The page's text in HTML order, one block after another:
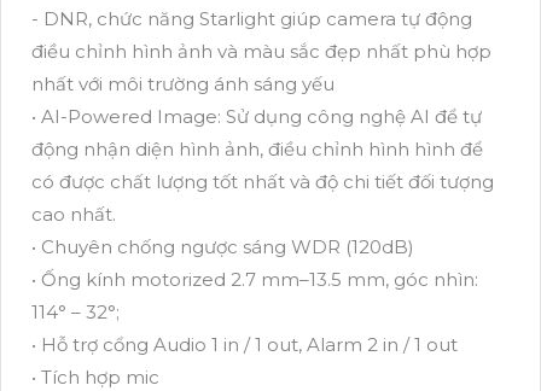
- DNR, chức năng Starlight giúp camera tự động
điều chỉnh hình ảnh và màu sắc đẹp nhất phù hợp
nhất với môi trường ánh sáng yếu
• AI-Powered Image: Sử dụng công nghệ AI để tự
động nhận diện hình ảnh, điều chỉnh hình hình để
có được chất lượng tốt nhất và độ chi tiết đối tượng
cao nhất.
• Chuyên chống ngược sáng WDR (120dB)
• Ống kính motorized 2.7 mm–13.5 mm, góc nhìn:
114° – 32°;
• Hỗ trợ cổng Audio 1 in / 1 out, Alarm 2 in / 1 out
• Tích hợp mic